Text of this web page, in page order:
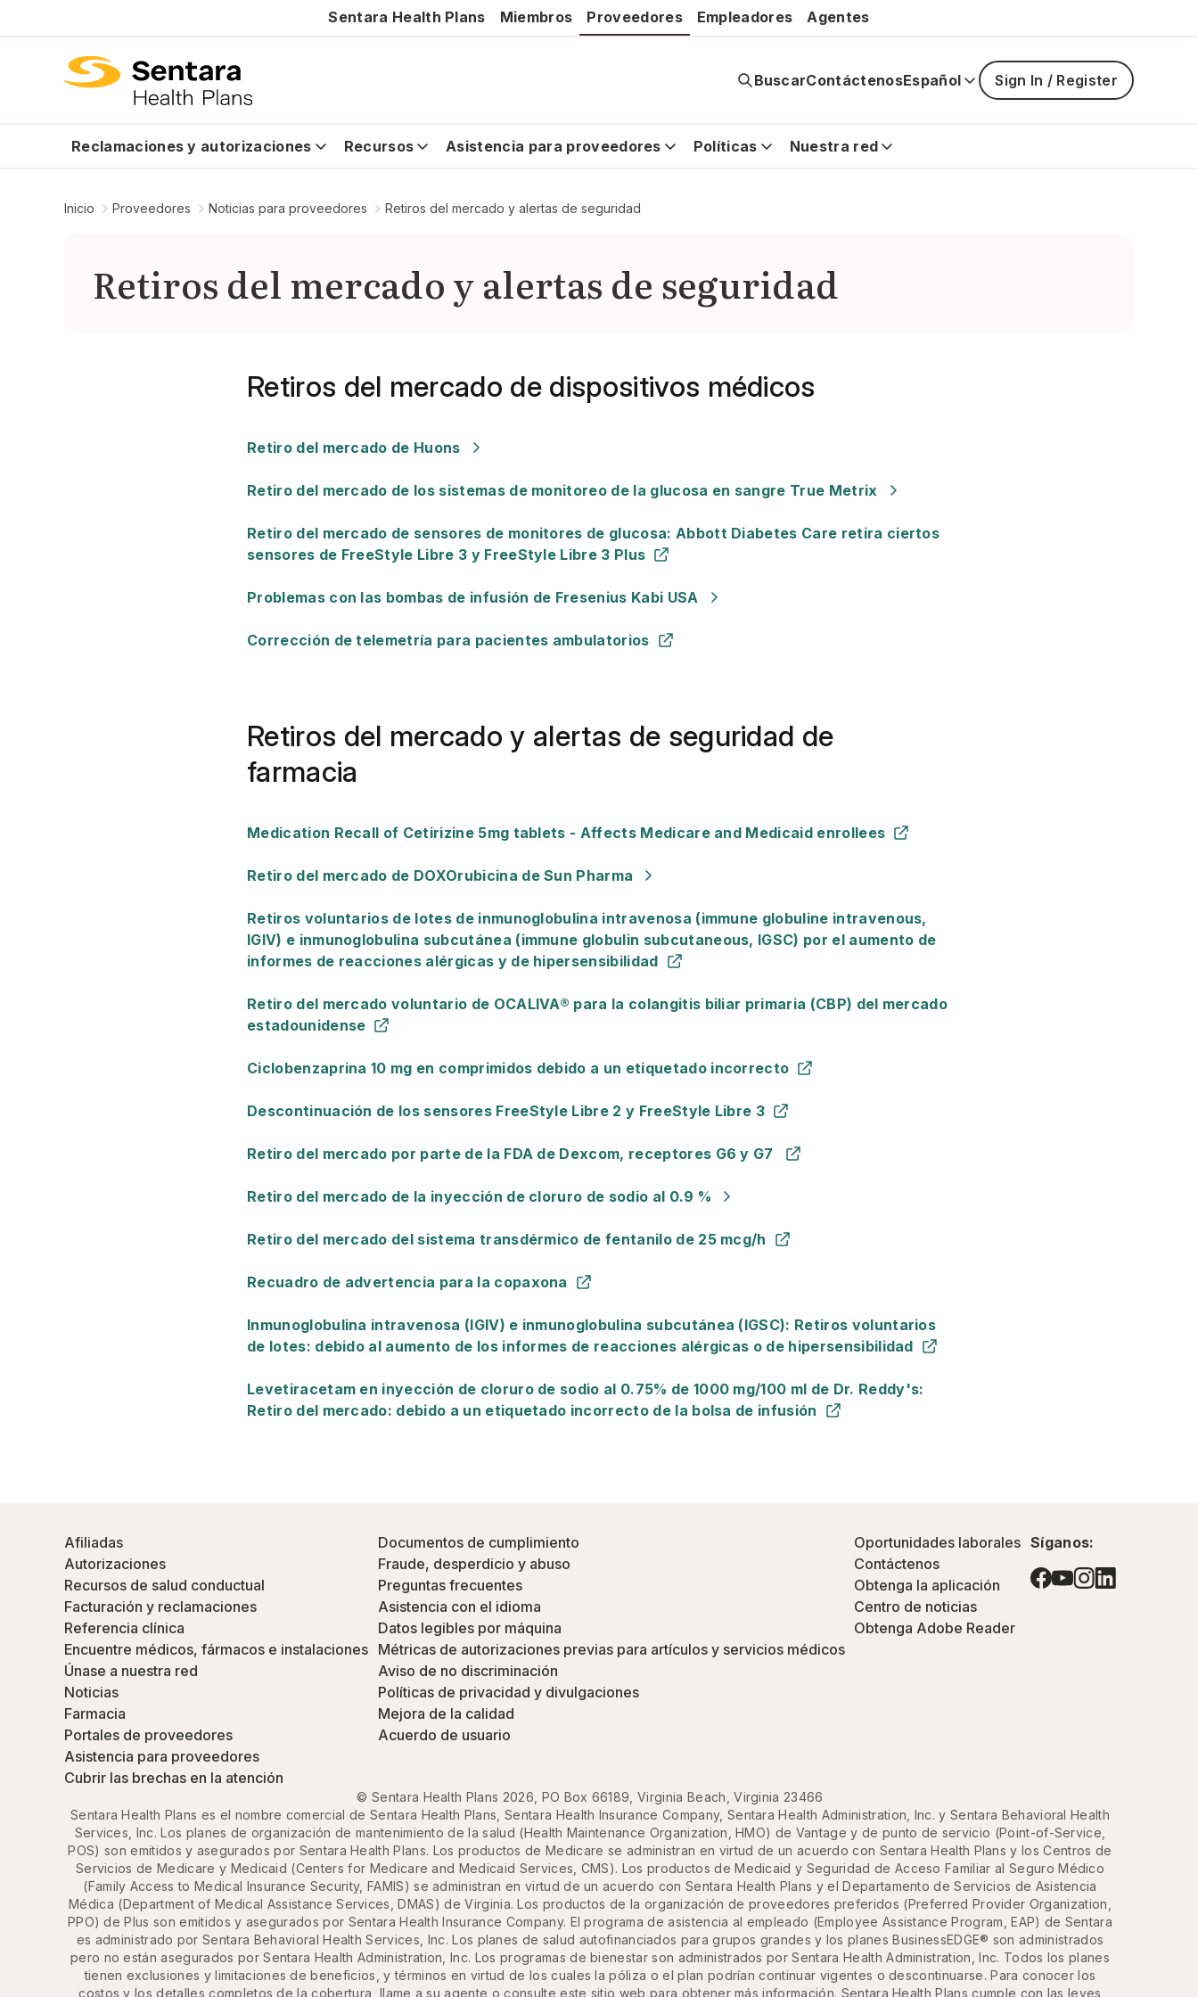
Sentara Health Plans Miembros Proveedores Empleadores Agentes
BuscarContáctenosEspañol Sign In / Register
Reclamaciones y autorizaciones Recursos Asistencia para proveedores Políticas Nuestra red
Inicio Proveedores Noticias para proveedores Retiros del mercado y alertas de seguridad
Retiros del mercado y alertas de seguridad
Retiros del mercado de dispositivos médicos
Retiro del mercado de Huons
Retiro del mercado de los sistemas de monitoreo de la glucosa en sangre True Metrix
Retiro del mercado de sensores de monitores de glucosa: Abbott Diabetes Care retira ciertos
sensores de FreeStyle Libre 3 y FreeStyle Libre 3 Plus
Problemas con las bombas de infusión de Fresenius Kabi USA
Corrección de telemetría para pacientes ambulatorios
Retiros del mercado y alertas de seguridad de
farmacia
Medication Recall of Cetirizine 5mg tablets - Affects Medicare and Medicaid enrollees
Retiro del mercado de DOXOrubicina de Sun Pharma
Retiros voluntarios de lotes de inmunoglobulina intravenosa (immune globuline intravenous,
IGIV) e inmunoglobulina subcutánea (immune globulin subcutaneous, IGSC) por el aumento de
informes de reacciones alérgicas y de hipersensibilidad
Retiro del mercado voluntario de OCALIVA® para la colangitis biliar primaria (CBP) del mercado
estadounidense
Ciclobenzaprina 10 mg en comprimidos debido a un etiquetado incorrecto
Descontinuación de los sensores FreeStyle Libre 2 y FreeStyle Libre 3
Retiro del mercado por parte de la FDA de Dexcom, receptores G6 y G7
Retiro del mercado de la inyección de cloruro de sodio al 0.9 %
Retiro del mercado del sistema transdérmico de fentanilo de 25 mcg/h
Recuadro de advertencia para la copaxona
Inmunoglobulina intravenosa (IGIV) e inmunoglobulina subcutánea (IGSC): Retiros voluntarios
de lotes: debido al aumento de los informes de reacciones alérgicas o de hipersensibilidad
Levetiracetam en inyección de cloruro de sodio al 0.75% de 1000 mg/100 ml de Dr. Reddy's:
Retiro del mercado: debido a un etiquetado incorrecto de la bolsa de infusión
Afiliadas
Autorizaciones
Recursos de salud conductual
Facturación y reclamaciones
Referencia clínica
Encuentre médicos, fármacos e instalaciones
Únase a nuestra red
Noticias
Farmacia
Portales de proveedores
Asistencia para proveedores
Cubrir las brechas en la atención
Documentos de cumplimiento
Fraude, desperdicio y abuso
Preguntas frecuentes
Asistencia con el idioma
Datos legibles por máquina
Métricas de autorizaciones previas para artículos y servicios médicos
Aviso de no discriminación
Políticas de privacidad y divulgaciones
Mejora de la calidad
Acuerdo de usuario
Oportunidades laborales
Contáctenos
Obtenga la aplicación
Centro de noticias
Obtenga Adobe Reader
Síganos:
© Sentara Health Plans 2026, PO Box 66189, Virginia Beach, Virginia 23466
Sentara Health Plans es el nombre comercial de Sentara Health Plans, Sentara Health Insurance Company, Sentara Health Administration, Inc. y Sentara Behavioral Health
Services, Inc. Los planes de organización de mantenimiento de la salud (Health Maintenance Organization, HMO) de Vantage y de punto de servicio (Point-of-Service,
POS) son emitidos y asegurados por Sentara Health Plans. Los productos de Medicare se administran en virtud de un acuerdo con Sentara Health Plans y los Centros de
Servicios de Medicare y Medicaid (Centers for Medicare and Medicaid Services, CMS). Los productos de Medicaid y Seguridad de Acceso Familiar al Seguro Médico
(Family Access to Medical Insurance Security, FAMIS) se administran en virtud de un acuerdo con Sentara Health Plans y el Departamento de Servicios de Asistencia
Médica (Department of Medical Assistance Services, DMAS) de Virginia. Los productos de la organización de proveedores preferidos (Preferred Provider Organization,
PPO) de Plus son emitidos y asegurados por Sentara Health Insurance Company. El programa de asistencia al empleado (Employee Assistance Program, EAP) de Sentara
es administrado por Sentara Behavioral Health Services, Inc. Los planes de salud autofinanciados para grupos grandes y los planes BusinessEDGE® son administrados
pero no están asegurados por Sentara Health Administration, Inc. Los programas de bienestar son administrados por Sentara Health Administration, Inc. Todos los planes
tienen exclusiones y limitaciones de beneficios, y términos en virtud de los cuales la póliza o el plan podrían continuar vigentes o descontinuarse. Para conocer los
costos y los detalles completos de la cobertura, llame a su agente o consulte este sitio web para obtener más información. Sentara Health Plans cumple con las leyes